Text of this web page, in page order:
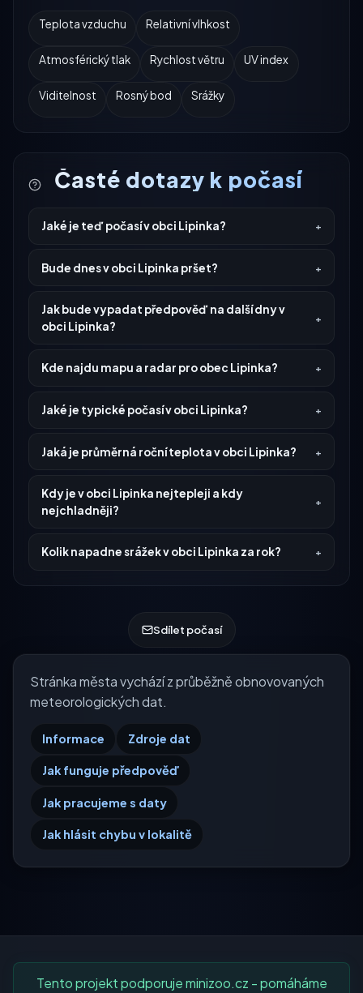
Teplota vzduchu Relativní vlhkost
Atmosférický tlak Rychlost větru UV index
Viditelnost Rosný bod Srážky
Časté dotazy k počasí
Jaké je teď počasí v obci Lipinka?
Bude dnes v obci Lipinka pršet?
Jak bude vypadat předpověď na další dny v
obci Lipinka?
Kde najdu mapu a radar pro obec Lipinka?
Jaké je typické počasí v obci Lipinka?
Jaká je průměrná roční teplota v obci Lipinka?
Kdy je v obci Lipinka nejtepleji a kdy
nejchladněji?
Kolik napadne srážek v obci Lipinka za rok?
Sdílet počasí
Stránka města vychází z průběžně obnovovaných
meteorologických dat.
Informace Zdroje dat
Jak funguje předpověď
Jak pracujeme s daty
Jak hlásit chybu v lokalitě
Tento projekt podporuje minizoo.cz - pomáháme